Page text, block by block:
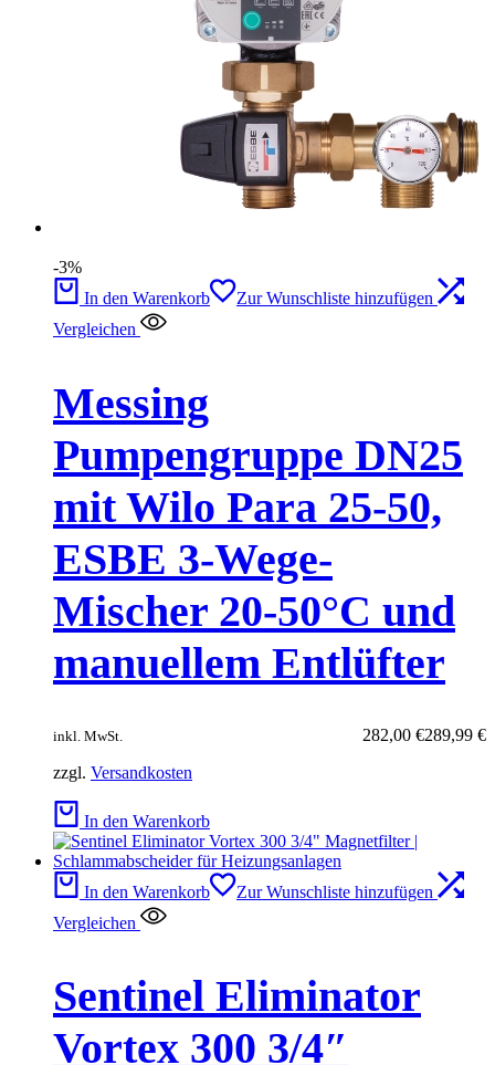
-3%
In den Warenkorb
Zur Wunschliste hinzufügen
Vergleichen
Messing
Pumpengruppe DN25
mit Wilo Para 25-50,
ESBE 3-Wege-
Mischer 20-50°C und
manuellem Entlüfter
289,99 €
Ursprünglicher
war:
282,00 €
Aktueller
ist:
inkl. MwSt.
zzgl. Versandkosten
In den Warenkorb
In den Warenkorb
Zur Wunschliste hinzufügen
Vergleichen
Sentinel Eliminator
Vortex 300 3/4″